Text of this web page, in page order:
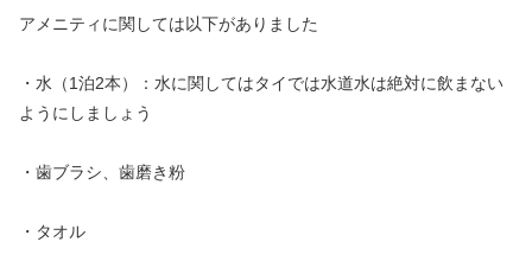
アメニティに関しては以下がありました
・水（1泊2本）：水に関してはタイでは水道水は絶対に飲まない
ようにしましょう
・歯ブラシ、歯磨き粉
・タオル